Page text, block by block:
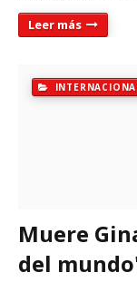
Leer más
Muere
del